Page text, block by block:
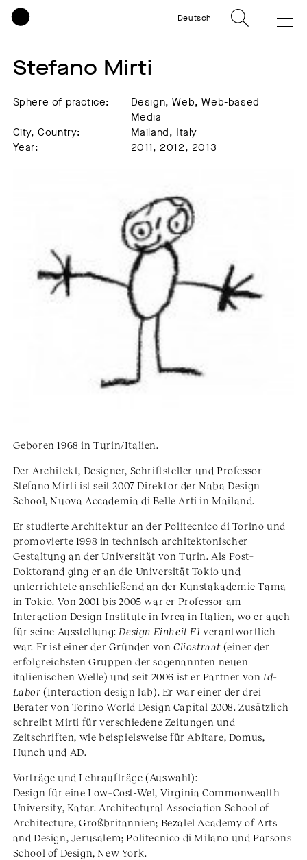
Deutsch
Stefano Mirti
Sphere of practice:
Design, Web, Web-based
Media
City, Country:
Mailand, Italy
Year:
2011, 2012, 2013
Geboren 1968 in Turin/Italien.
Der Architekt, Designer, Schriftsteller und Professor
Stefano Mirti ist seit 2007 Direktor der Naba Design
School, Nuova Accademia di Belle Arti in Mailand.
Er studierte Architektur an der Politecnico di Torino und
promovierte 1998 in technisch architektonischer
Gestaltung an der Universität von Turin. Als Post–
Doktorand ging er an die Universität Tokio und
unterrichtete anschließend an der Kunstakademie Tama
in Tokio. Von 2001 bis 2005 war er Professor am
Interaction Design Institute in Ivrea in Italien, wo er auch
für seine Ausstellung: Design Einheit E1 verantwortlich
war. Er ist einer der Gründer vonCliostraat (einer der
erfolgreichsten Gruppen der sogenannten neuen
italienischen Welle) und seit 2006 ist er Partner von Id–
Labor (Interaction design lab). Er war einer der drei
Berater von Torino World Design Capital 2008. Zusätzlich
schreibt Mirti für verschiedene Zeitungen und
Zeitschriften, wie beispielsweise für Abitare, Domus,
Hunch und AD.
Vorträge und Lehraufträge (Auswahl):
Design für eine Low–Cost-Wel, Virginia Commonwealth
University, Katar. Architectural Association School of
Architecture, Großbritannien; Bezalel Academy of Arts
and Design, Jerusalem; Politecnico di Milano und Parsons
School of Design, New York.